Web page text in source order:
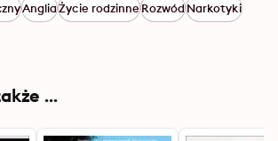
AngliaŻycie rodzinneRozwódNarkotyki
...